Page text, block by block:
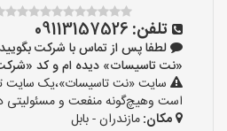
تلفن: 09113157526
لطفا پس از تماس با شرکت
«نت تاسیسات» دیده ام و کد «شرکت-10» را اعلام
سایت «نت تاسیسات»،یک سایت
است وهیچ‌گونه منفعت و مسئولیتی در
مکان:مازندران - بابل